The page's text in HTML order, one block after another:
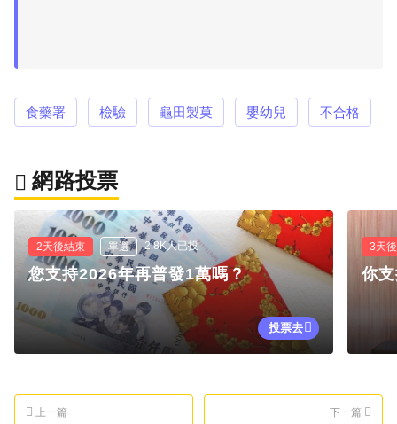
食藥署 檢驗 龜田製菓 嬰幼兒 不合格
網路投票
2天後結束 單選 2.8K人已投
您支持2026年再普發1萬嗎？
投票去
3天
你
上一篇 下一篇